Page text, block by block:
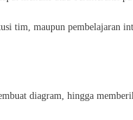
tim, maupun pembelajaran
diagram, hingga